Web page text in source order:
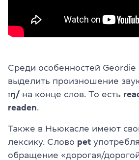
Среди особенностей
выделить произношение
ɪŋ/ на конце слов. То есть
readen.
Также в Ньюкасле имеют
лексику. Слово pet
обращение «дорогая/